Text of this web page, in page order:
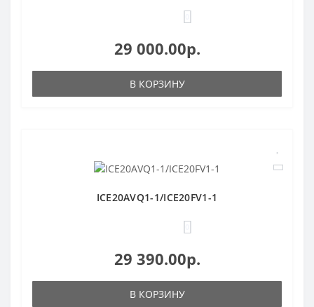
29 000.00р.
В КОРЗИНУ
ICE20AVQ1-1/ICE20FV1-1
29 390.00р.
В КОРЗИНУ